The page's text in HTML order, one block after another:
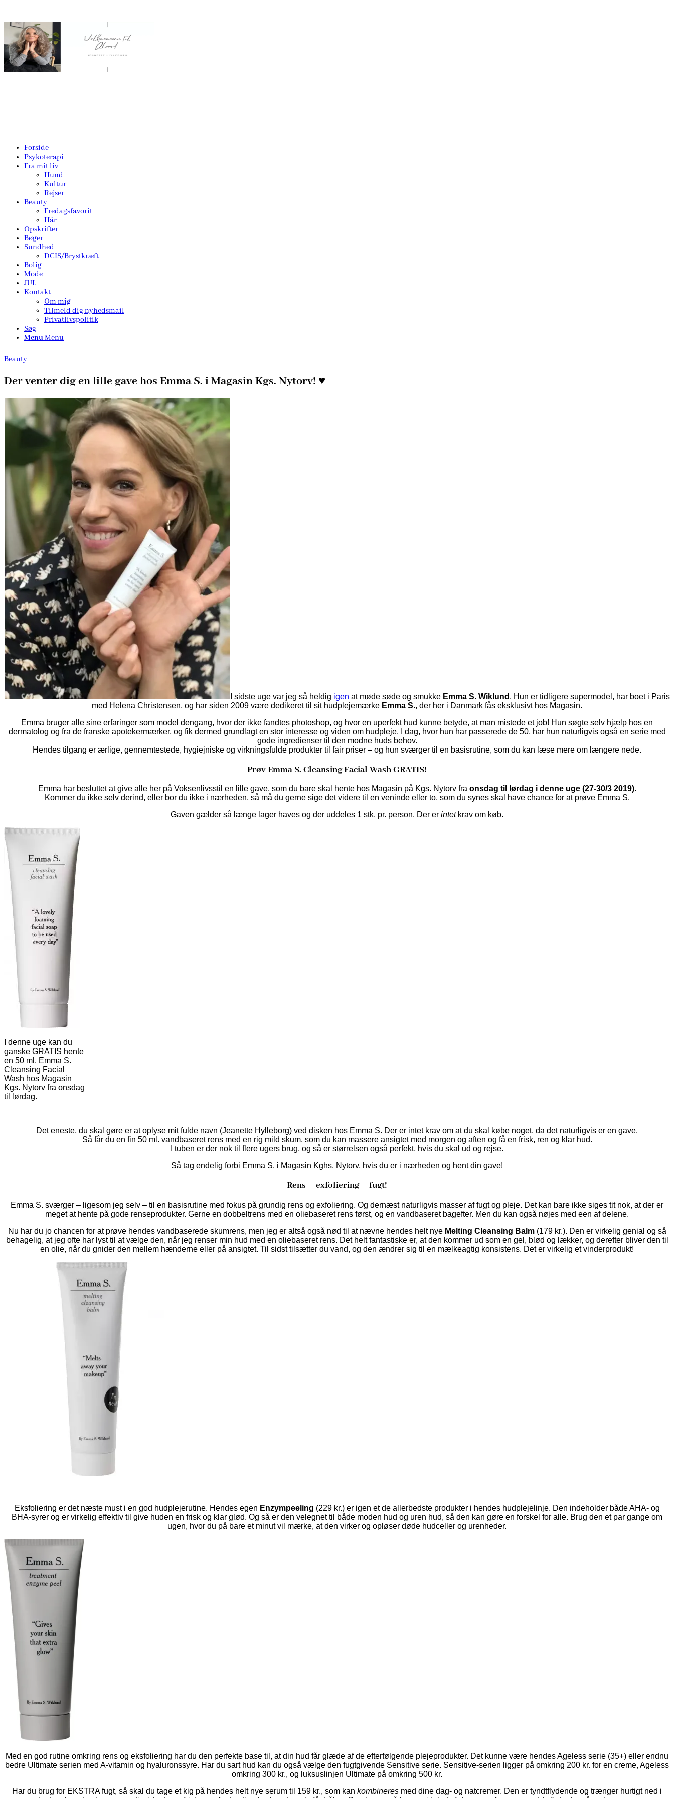
Forside
Psykoterapi
Fra mit liv
Hund
Kultur
Rejser
Beauty
Fredagsfavorit
Hår
Opskrifter
Bøger
Sundhed
DCIS/Brystkræft
Bolig
Mode
JUL
Kontakt
Om mig
Tilmeld dig nyhedsmail
Privatlivspolitik
Søg
MenuMenu
Beauty
Der venter dig en lille gave hos Emma S. i Magasin Kgs. Nytorv! ♥
I sidste uge var jeg så heldig igen at møde søde og smukke Emma S. Wiklund . Hun er tidligere supermodel, har boet i Paris
med Helena Christensen, og har siden 2009 være dedikeret til sit hudplejemærke Emma S., der her i Danmark fås eksklusivt hos Magasin.
Emma bruger alle sine erfaringer som model dengang, hvor der ikke fandtes photoshop, og hvor en uperfekt hud kunne betyde, at man mistede et job! Hun søgte selv hjælp hos en
dermatolog og fra de franske apotekermærker, og fik dermed grundlagt en stor interesse og viden om hudpleje. I dag, hvor hun har passerede de 50, har hun naturligvis også en serie med
gode ingredienser til den modne huds behov.
Hendes tilgang er ærlige, gennemtestede, hygiejniske og virkningsfulde produkter til fair priser – og hun sværger til en basisrutine, som du kan læse mere om længere nede.
Prøv Emma S. Cleansing Facial Wash GRATIS!
Emma har besluttet at give alle her på Voksenlivsstil en lille gave, som du bare skal hente hos Magasin på Kgs. Nytorv fra onsdag til lørdag i denne uge (27-30/3 2019).
Kommer du ikke selv derind, eller bor du ikke i nærheden, så må du gerne sige det videre til en veninde eller to, som du synes skal have chance for at prøve Emma S.
Gaven gælder så længe lager haves og der uddeles 1 stk. pr. person. Der er intetkrav om køb.
I denne uge kan du
ganske GRATIS hente
en 50 ml. Emma S.
Cleansing Facial
Wash hos Magasin
Kgs. Nytorv fra onsdag
til lørdag.
Det eneste, du skal gøre er at oplyse mit fulde navn (Jeanette Hylleborg) ved disken hos Emma S. Der er intet krav om at du skal købe noget, da det naturligvis er en gave.
Så får du en fin 50 ml. vandbaseret rens med en rig mild skum, som du kan massere ansigtet med morgen og aften og få en frisk, ren og klar hud.
I tuben er der nok til flere ugers brug, og så er størrelsen også perfekt, hvis du skal ud og rejse.
Så tag endelig forbi Emma S. i Magasin Kghs. Nytorv, hvis du er i nærheden og hent din gave!
Rens – exfoliering – fugt!
Emma S. sværger – ligesom jeg selv – til en basisrutine med fokus på grundig rens og exfoliering. Og dernæst naturligvis masser af fugt og pleje. Det kan bare ikke siges tit nok, at der er
meget at hente på gode renseprodukter. Gerne en dobbeltrens med en oliebaseret rens først, og en vandbaseret bagefter. Men du kan også nøjes med een af delene.
Nu har du jo chancen for at prøve hendes vandbaserede skumrens, men jeg er altså også nød til at nævne hendes helt nye Melting Cleansing Balm (179 kr.). Den er virkelig genial og så
behagelig, at jeg ofte har lyst til at vælge den, når jeg renser min hud med en oliebaseret rens. Det helt fantastiske er, at den kommer ud som en gel, blød og lækker, og derefter bliver den til
en olie, når du gnider den mellem hænderne eller på ansigtet. Til sidst tilsætter du vand, og den ændrer sig til en mælkeagtig konsistens. Det er virkelig et vinderprodukt!
Eksfoliering er det næste must i en god hudplejerutine. Hendes egen Enzympeeling (229 kr.) er igen et de allerbedste produkter i hendes hudplejelinje. Den indeholder både AHA- og
BHA-syrer og er virkelig effektiv til give huden en frisk og klar glød. Og så er den velegnet til både moden hud og uren hud, så den kan gøre en forskel for alle. Brug den et par gange om
ugen, hvor du på bare et minut vil mærke, at den virker og opløser døde hudceller og urenheder.
Med en god rutine omkring rens og eksfoliering har du den perfekte base til, at din hud får glæde af de efterfølgende plejeprodukter. Det kunne være hendes Ageless serie (35+) eller endnu
bedre Ultimate serien med A-vitamin og hyaluronssyre. Har du sart hud kan du også vælge den fugtgivende Sensitive serie. Sensitive-serien ligger på omkring 200 kr. for en creme, Ageless
omkring 300 kr., og luksuslinjen Ultimate på omkring 500 kr.
Har du brug for EKSTRA fugt, så skal du tage et kig på hendes helt nye serum til 159 kr., som kan kombineres med dine dag- og natcremer. Den er tyndtflydende og trænger hurtigt ned i